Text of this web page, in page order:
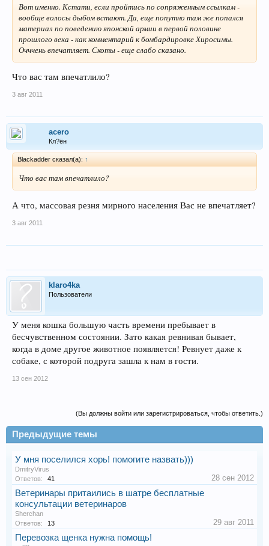
Вот именно. Кстати, если пройтись по сопряженным ссылкам -
вообще волосы дыбом встают. Да, еще попутно там же попался
материал по поведению японской армии в первой половине
прошлого века - как комментарий к бомбардировке Хиросимы.
Очччень впечатляет. Скоты - еще слабо сказано.
Что вас там впечатлило?
3 авг 2011
acero
Кл?ён
Blackadder сказал(а): ↑
Что вас там впечатлило?
А что, массовая резня мирного населения Вас не впечатляет?
3 авг 2011
klaro4ka
Пользователи
У меня кошка большую часть времени пребывает в
бесчувственном состоянии. Зато какая ревнивая бывает,
когда в доме другое животное появляется! Ревнует даже к
собаке, с которой подруга зашла к нам в гости.
13 сен 2012
(Вы должны войти или зарегистрироваться, чтобы ответить.)
Предыдущие темы
У мня поселился хорь! помогите назвать)))
DmitryVirus
Ответов:
41 28 сен 2012
Ветеринары притаились в шатре бесплатные
консультации ветеринаров
Sherchan
Ответов:
13 29 авг 2011
Перевозка щенка нужна помощь!